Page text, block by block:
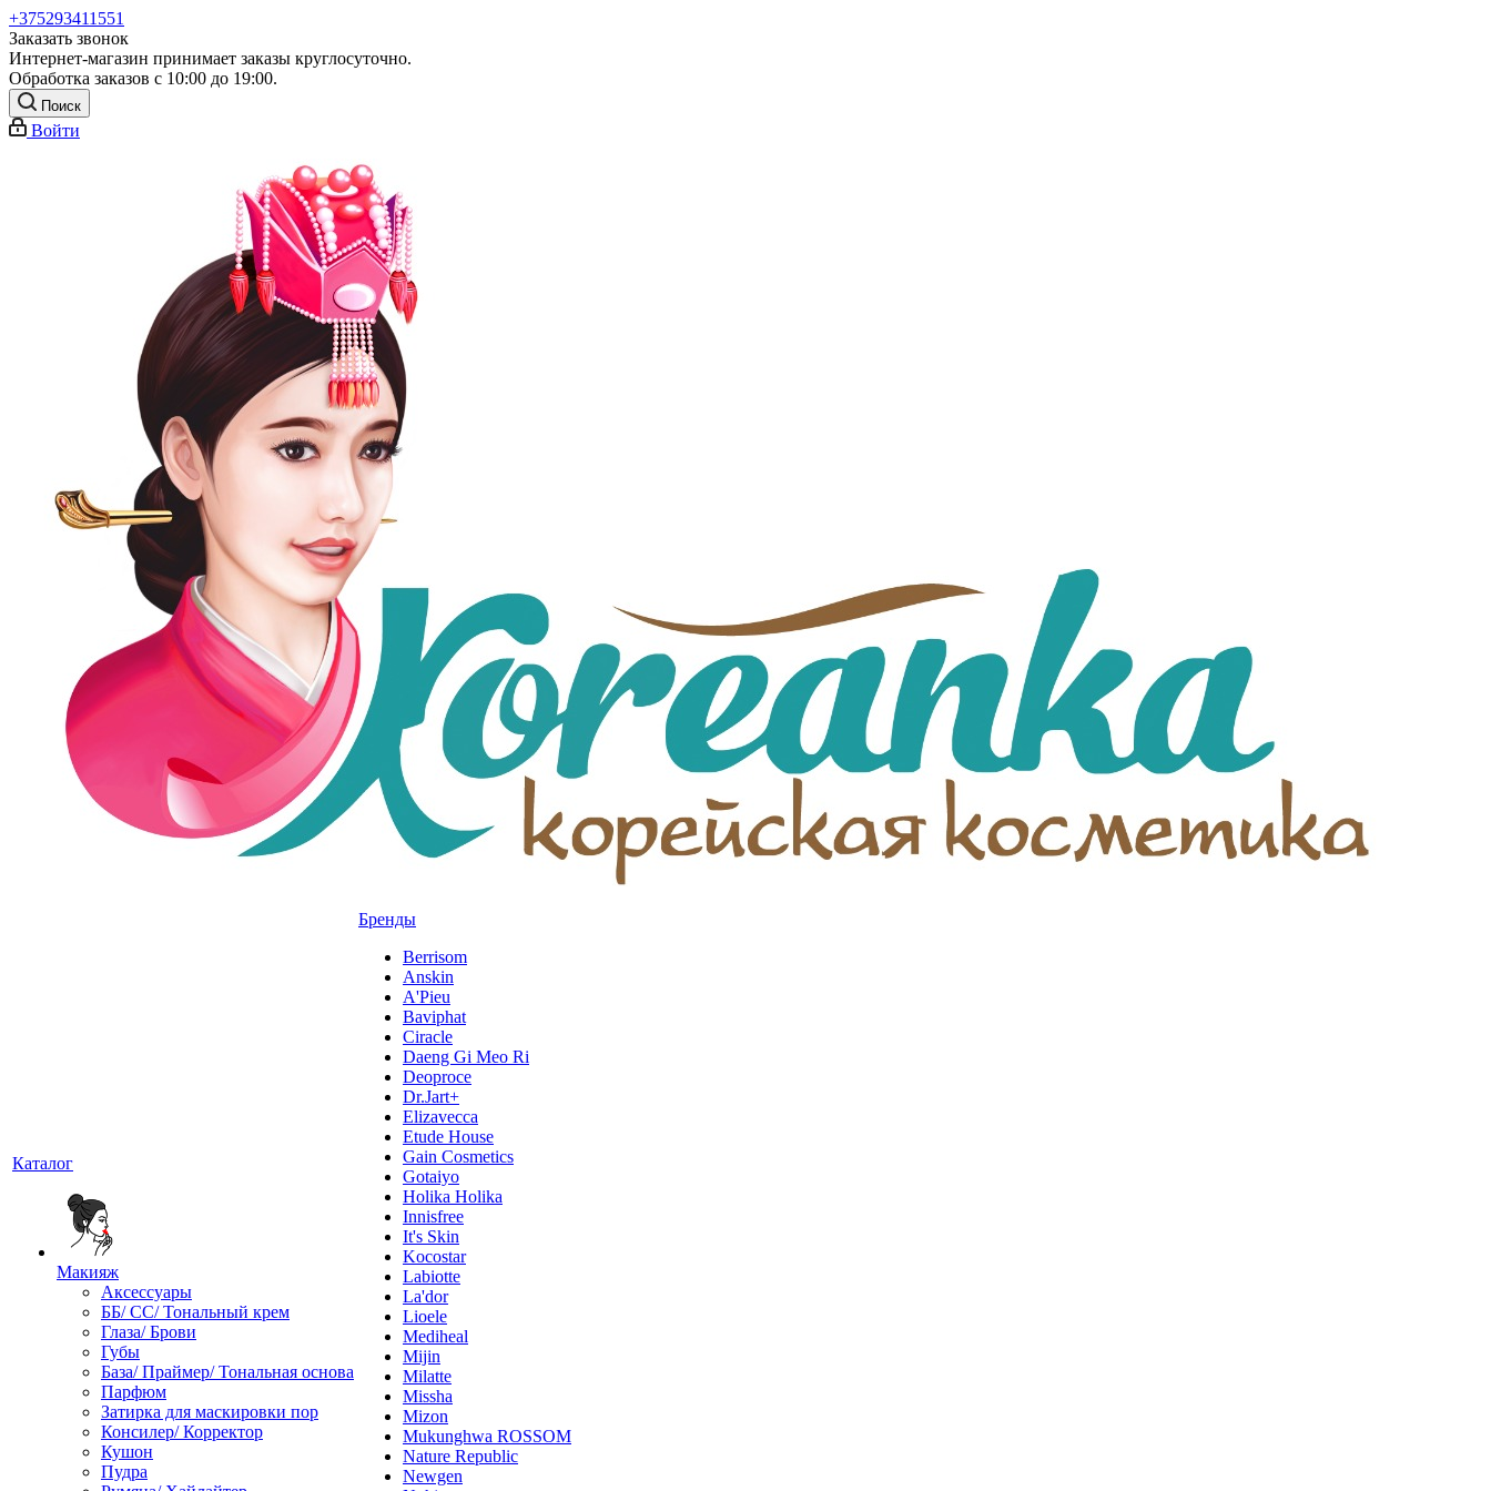
+375293411551
Заказать звонок
Интернет-магазин принимает заказы круглосуточно.
Обработка заказов с 10:00 до 19:00.
Поиск
Войти
Каталог
Макияж
Аксессуары
ББ/ СС/ Тональный крем
Глаза/ Брови
Губы
База/ Праймер/ Тональная основа
Парфюм
Затирка для маскировки пор
Консилер/ Корректор
Кушон
Пудра
Бренды
Berrisom
Anskin
A'Pieu
Baviphat
Ciracle
Daeng Gi Meo Ri
Deoproce
Dr.Jart+
Elizavecca
Etude House
Gain Cosmetics
Gotaiyo
Holika Holika
Innisfree
It's Skin
Kocostar
Labiotte
La'dor
Lioele
Mediheal
Mijin
Milatte
Missha
Mizon
Mukunghwa ROSSOM
Nature Republic
Newgen